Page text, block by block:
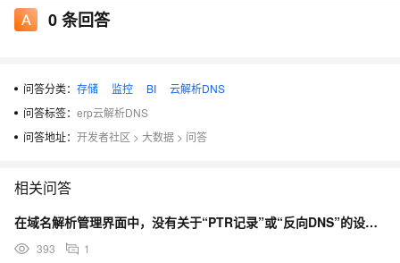
用的角度来讲，好的ERP产品应该可以实现任意的查询和统计分
说。
再从经营企业的角度来进行一个考虑，为什么要进行这些查询
和统计分析呢？可以认为企业经营的唯一目标就是要获取利润。各
从而实现企业经营中的扬弃，获取更多的利润。这种评价最直接的
进行评价，这就是财务管理的本质。那么，ERP应用之后这种评价
发生了什么样的改变呢？可以从效率和精细度这两个层面来进行认
0条回答
问答分类： 存储 监控 BI
云解析DNS
问答标签： erp云解析DNS
问答地址： 开发者社区 > 大数据 > 问答
相关问答
在域名解析管理界面中，没有关于“PTR记录”或“反向DNS”的设置选项是因为什么？如何设置？
393 1